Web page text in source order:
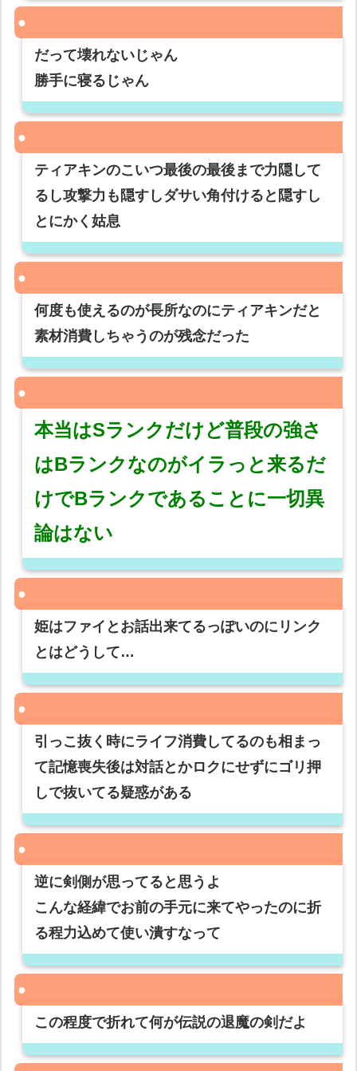
だって壊れないじゃん
勝手に寝るじゃん
ティアキンのこいつ最後の最後まで力隠して
るし攻撃力も隠すしダサい角付けると隠すし
とにかく姑息
何度も使えるのが長所なのにティアキンだと
素材消費しちゃうのが残念だった
本当はSランクだけど普段の強さ
はBランクなのがイラっと来るだ
けでBランクであることに一切異
論はない
姫はファイとお話出来てるっぽいのにリンク
とはどうして…
引っこ抜く時にライフ消費してるのも相まっ
て記憶喪失後は対話とかロクにせずにゴリ押
しで抜いてる疑惑がある
逆に剣側が思ってると思うよ
こんな経緯でお前の手元に来てやったのに折
る程力込めて使い潰すなって
この程度で折れて何が伝説の退魔の剣だよ